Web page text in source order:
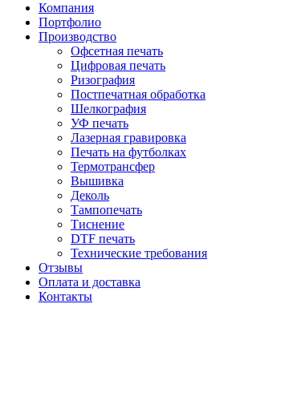
Компания
Портфолио
Производство
Офсетная печать
Цифровая печать
Ризография
Постпечатная обработка
Шелкография
УФ печать
Лазерная гравировка
Печать на футболках
Термотрансфер
Вышивка
Деколь
Тампопечать
Тиснение
DTF печать
Технические требования
Отзывы
Оплата и доставка
Контакты